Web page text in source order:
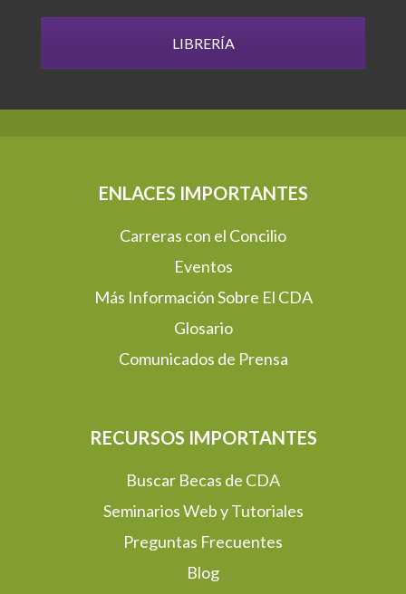
LIBRERÍA
ENLACES IMPORTANTES
Carreras con el Concilio
Eventos
Más Información Sobre El CDA
Glosario
Comunicados de Prensa
RECURSOS IMPORTANTES
Buscar Becas de CDA
Seminarios Web y Tutoriales
Preguntas Frecuentes
Blog